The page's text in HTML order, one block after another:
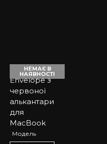
Модель
НЕМАЄ В
НАЯВНОСТІ